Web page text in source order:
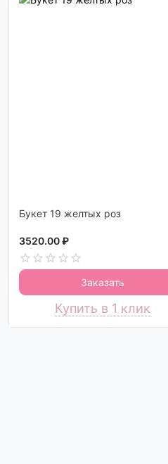
Букет 19 желтых роз
3520.00 ₽
Заказать
Купить в 1 клик